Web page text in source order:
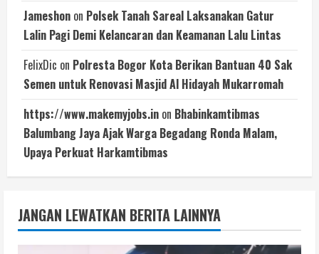
Jameshon on Polsek Tanah Sareal Laksanakan Gatur
Lalin Pagi Demi Kelancaran dan Keamanan Lalu Lintas
FelixDic on Polresta Bogor Kota Berikan Bantuan 40 Sak
Semen untuk Renovasi Masjid Al Hidayah Mukarromah
https://www.makemyjobs.in on Bhabinkamtibmas
Balumbang Jaya Ajak Warga Begadang Ronda Malam,
Upaya Perkuat Harkamtibmas
JANGAN LEWATKAN BERITA LAINNYA